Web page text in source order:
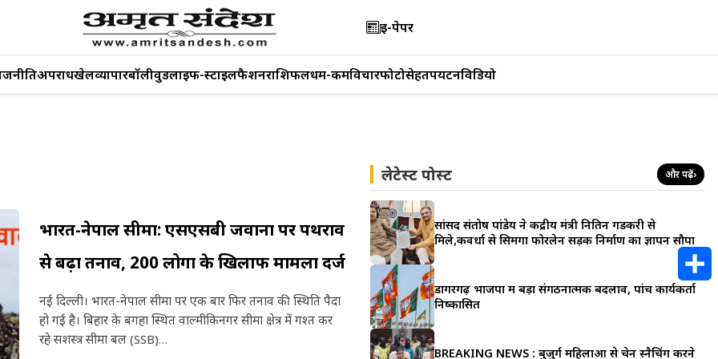
ई-पेपर
अपराधखेलव्यापारबॉलीवुडलाइफ-स्टाइलफैशनराशिफलधर्म-कर्मविचारफोटोसेहतपर्यटनविडियो
भारत-नेपाल सीमा: एसएसबी जवानों पर पथराव
से बढ़ा तनाव, 200 लोगों के खिलाफ मामला दर्ज
नई दिल्ली। भारत-नेपाल सीमा पर एक बार फिर तनाव की स्थिति पैदा
हो गई है। बिहार के बगहा स्थित वाल्मीकिनगर सीमा क्षेत्र में गश्त कर
रहे सशस्त्र सीमा बल (SSB)…
लेटेस्ट पोस्ट और पढ़ें›
सांसद संतोष पांडेय ने केंद्रीय मंत्री नितिन गडकरी से
मिले,कवर्धा से सिमगा फोरलेन सड़क निर्माण का ज्ञापन सौपा
डोंगरगढ़ भाजपा में बड़ा संगठनात्मक बदलाव, पांच कार्यकर्ता
निष्कासित
BREAKING NEWS : बुजुर्ग महिलाओं से चेन स्नैचिंग करने
S